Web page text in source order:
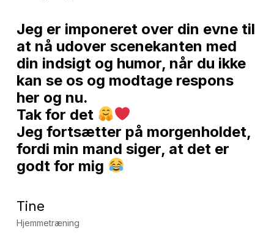
Jeg er imponeret over din evne til
at nå udover scenekanten med
din indsigt og humor, når du ikke
kan se os og modtage respons
her og nu.
Tak for det
Jeg fortsætter på morgenholdet,
fordi min mand siger, at det er
godt for mig
Tine
Hjemmetræning